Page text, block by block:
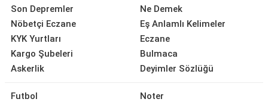
Son Depremler
Nöbetçi Eczane
KYK Yurtları
Kargo Şubeleri
Askerlik
Ne Demek
Eş Anlamlı Kelimeler
Eczane
Bulmaca
Deyimler Sözlüğü
Futbol
Noter